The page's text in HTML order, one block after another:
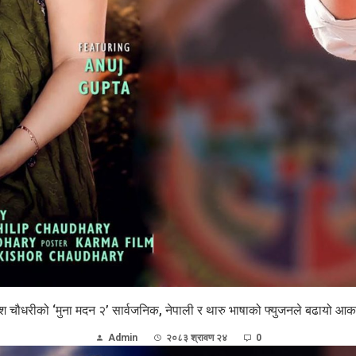
चौधरीको ‘मुना मदन २’ सार्वजनिक, नेपाली र थारु भाषाको फ्युजनले बढायो
Admin २०८३ श्रावण २४ 0